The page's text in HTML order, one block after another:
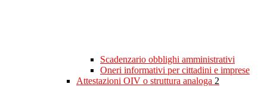
Scadenzario obblighi amministrativi
Oneri informativi per cittadini e imprese
Attestazioni OIV o struttura analoga 2